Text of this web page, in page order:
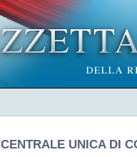
CENTRALE UNICA DI